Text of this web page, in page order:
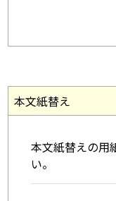
本文紙替え
本文紙替えの用
い。